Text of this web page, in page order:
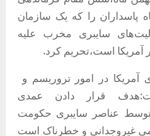
پاسداران را که یک سازمان
سایبری مخرب علیه
است،تحریم کرد.
آمریکا در امور تروریسم و
قرار دادن عمدی
عناصر سایبری حکومت
غیروجدانی و خطرناک است